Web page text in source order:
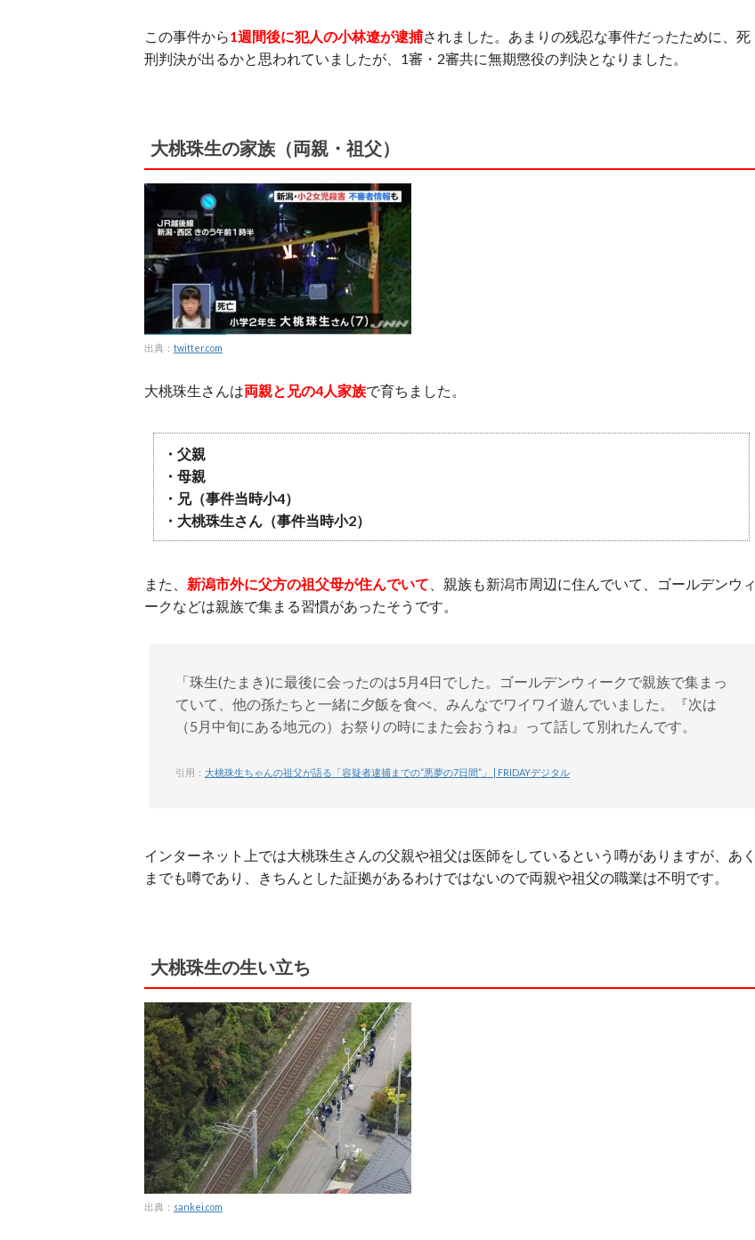
この事件から1週間後に犯人の小林遼が逮捕されました。あまりの残忍な事件だったために、死
刑判決が出るかと思われていましたが、1審・2審共に無期懲役の判決となりました。
大桃珠生の家族（両親・祖父）
出典： twitter.com
大桃珠生さんは両親と兄の4人家族で育ちました。
・父親
・母親
・兄（事件当時小4）
・大桃珠生さん（事件当時小2）
また、 新潟市外に父方の祖父母が住んでいて 、親族も新潟市周辺に住んでいて、ゴールデンウィ
ークなどは親族で集まる習慣があったそうです。
「珠生(たまき)に最後に会ったのは5月4日でした。ゴールデンウィークで親族で集まっ
ていて、他の孫たちと一緒に夕飯を食べ、みんなでワイワイ遊んでいました。『次は
（5月中旬にある地元の）お祭りの時にまた会おうね』って話して別れたんです。
引用： 大桃珠生ちゃんの祖父が語る「容疑者逮捕までの“悪夢の7日間”」 | FRIDAYデジタル
インターネット上では大桃珠生さんの父親や祖父は医師をしているという噂がありますが、あく
までも噂であり、きちんとした証拠があるわけではないので両親や祖父の職業は不明です。
大桃珠生の生い立ち
出典： sankei.com